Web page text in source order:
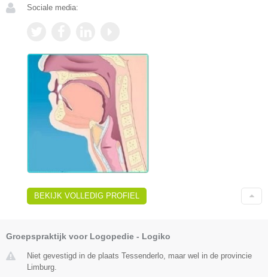
Sociale media:
BEKIJK VOLLEDIG PROFIEL
Groepspraktijk voor Logopedie - Logiko
Niet gevestigd in de plaats Tessenderlo, maar wel in de provincie
Limburg.